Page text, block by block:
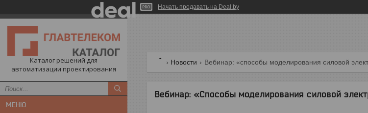
Начать продавать на Deal.by
Каталог решений для
автоматизации проектирования
Новости Вебинар: «способы моделирования силовой
Вебинар: «Способы моделирования силовой